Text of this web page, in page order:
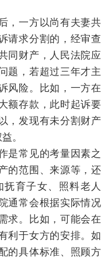
，一方以尚有夫妻共
请求分割的，经审查
同财产，人民法院应
题，若超过三年才主
风险。比如，一方在
额存款，此时起诉要
，发现有未分割财产
。
是常见的考量因素之
的范围、来源等，还
育子女、照料老人
通常会根据实际情况
求。比如，可能会在
利于女方的安排。如
的具体标准、照顾方